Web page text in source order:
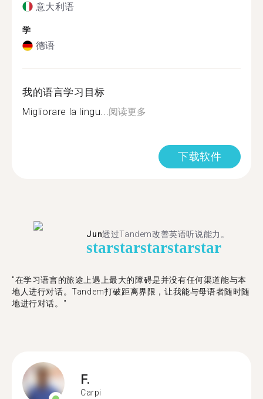
意大利语
学
德语
我的语言学习目标
Migliorare la lingu...阅读更多
下载软件
Jun透过Tandem改善英语听说能力。
starstarstarstarstar
"在学习语言的旅途上遇上最大的障碍是并没有任何渠道能与本
地人进行对话。Tandem打破距离界限，让我能与母语者随时随
地进行对话。"
F.
Carpi